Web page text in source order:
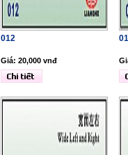
012
Giá: 20,000 vnđ